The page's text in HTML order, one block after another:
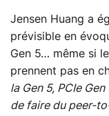
Jensen Huang a
prévisible en
Gen 5… même si
prennent pas en
la Gen 5, PCIe
de faire du peer-